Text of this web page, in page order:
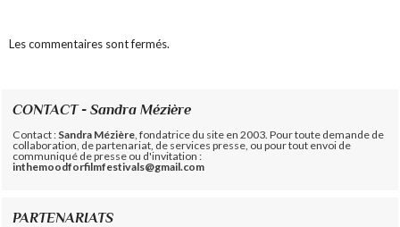
Les commentaires sont fermés.
CONTACT - Sandra Mézière
Contact : Sandra Mézière , fondatrice du site en 2003. Pour toute demande de
collaboration, de partenariat, de services presse, ou pour tout envoi de
communiqué de presse ou d'invitation :
inthemoodforfilmfestivals@gmail.com
PARTENARIATS